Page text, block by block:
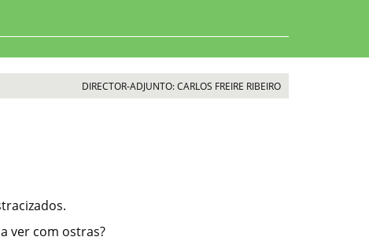
DIRECTOR-ADJUNTO: CARLOS FREIRE RIBEIRO
ver com ostras?